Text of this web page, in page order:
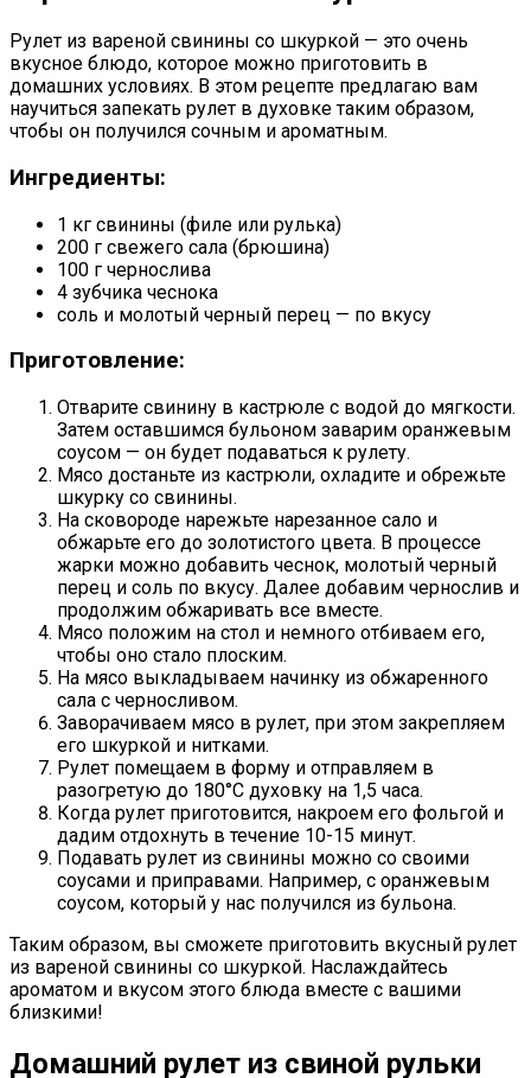
Рулет из вареной свинины со шкуркой — это очень
вкусное блюдо, которое можно приготовить в
домашних условиях. В этом рецепте предлагаю вам
научиться запекать рулет в духовке таким образом,
чтобы он получился сочным и ароматным.
Ингредиенты:
1 кг свинины (филе или рулька)
200 г свежего сала (брюшина)
100 г чернослива
4 зубчика чеснока
соль и молотый черный перец — по вкусу
Приготовление:
Отварите свинину в кастрюле с водой до мягкости.
Затем оставшимся бульоном заварим оранжевым
соусом — он будет подаваться к рулету.
Мясо достаньте из кастрюли, охладите и обрежьте
шкурку со свинины.
На сковороде нарежьте нарезанное сало и
обжарьте его до золотистого цвета. В процессе
жарки можно добавить чеснок, молотый черный
перец и соль по вкусу. Далее добавим чернослив и
продолжим обжаривать все вместе.
Мясо положим на стол и немного отбиваем его,
чтобы оно стало плоским.
На мясо выкладываем начинку из обжаренного
сала с черносливом.
Заворачиваем мясо в рулет, при этом закрепляем
его шкуркой и нитками.
Рулет помещаем в форму и отправляем в
разогретую до 180°C духовку на 1,5 часа.
Когда рулет приготовится, накроем его фольгой и
дадим отдохнуть в течение 10-15 минут.
Подавать рулет из свинины можно со своими
соусами и приправами. Например, с оранжевым
соусом, который у нас получился из бульона.
Таким образом, вы сможете приготовить вкусный рулет
из вареной свинины со шкуркой. Наслаждайтесь
ароматом и вкусом этого блюда вместе с вашими
близкими!
Домашний рулет из свиной рульки